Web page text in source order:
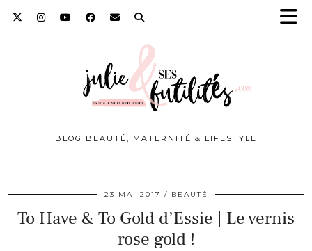
BLOG BEAUTÉ, MATERNITÉ & LIFESTYLE
23 MAI 2017 BEAUTÉ
To Have & To Gold d’Essie | Le vernis
rose gold !